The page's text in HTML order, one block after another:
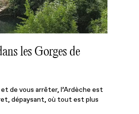
les Gorges de
de vous arrêter, l’Ardèche est
dépaysant, où tout est plus